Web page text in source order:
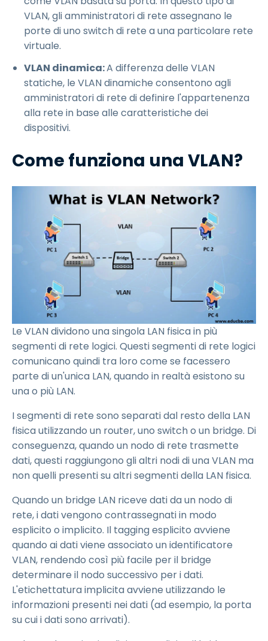
VLAN, gli amministratori di rete assegnano le
porte di uno switch di rete a una particolare rete
virtuale.
VLAN dinamica:A differenza delle VLAN
statiche, le VLAN dinamiche consentono agli
amministratori di rete di definire l'appartenenza
alla rete in base alle caratteristiche dei
dispositivi.
Come funziona una VLAN?
Le VLAN dividono una singola LAN fisica in più
segmenti di rete logici. Questi segmenti di rete logici
comunicano quindi tra loro come se facessero
parte di un'unica LAN, quando in realtà esistono su
una o più LAN.
I segmenti di rete sono separati dal resto della LAN
fisica utilizzando un router, uno switch o un bridge. Di
conseguenza, quando un nodo di rete trasmette
dati, questi raggiungono gli altri nodi di una VLAN ma
non quelli presenti su altri segmenti della LAN fisica.
Quando un bridge LAN riceve dati da un nodo di
rete, i dati vengono contrassegnati in modo
esplicito o implicito. Il tagging esplicito avviene
quando ai dati viene associato un identificatore
VLAN, rendendo così più facile per il bridge
determinare il nodo successivo per i dati.
L'etichettatura implicita avviene utilizzando le
informazioni presenti nei dati (ad esempio, la porta
su cui i dati sono arrivati).